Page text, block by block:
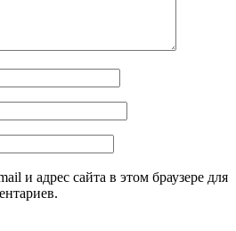
и адрес сайта в этом браузере для